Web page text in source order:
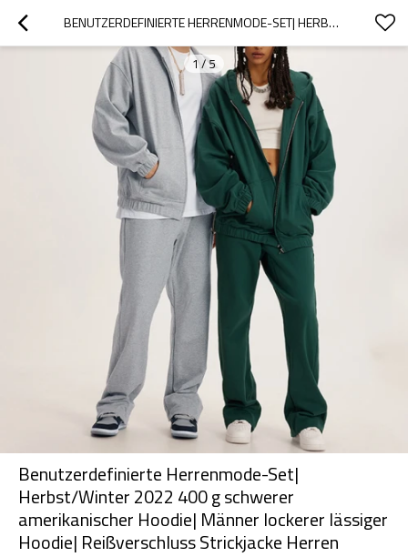
BENUTZERDEFINIERTE HERRENMODE-SET| HERBST/WINTER 2022 400 G SCHWERER AMERIKANISCHER HOODIE| MÄNNER LOCKERER LÄSSIGER HOODIE| REISSVERSCHLUSS STRICKJACKE HERREN
1/5
Benutzerdefinierte Herrenmode-Set|
Herbst/Winter 2022 400 g schwerer
amerikanischer Hoodie| Männer lockerer lässiger
Hoodie| Reißverschluss Strickjacke Herren